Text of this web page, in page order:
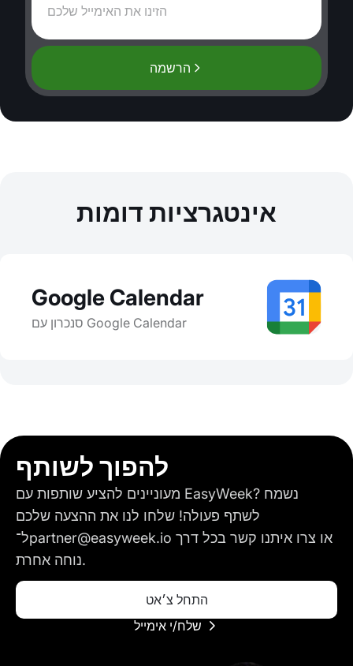
הרשמה
אינטגרציות דומות
Google Calendar
סנכרון עם Google Calendar
להפוך לשותף
מעוניינים להציע שותפות עם EasyWeek? נשמח
לשתף פעולה! שלחו לנו את ההצעה שלכם
ל־partner@easyweek.io או צרו איתנו קשר בכל דרך
נוחה אחרת.
התחל צ׳אט
שלח/י אימייל